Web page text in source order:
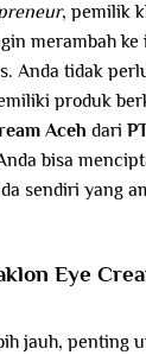
, pemilik
merambah ke
Anda tidak
produk
Aceh dari
bisa
sendiri yang
Eye
jauh, penting